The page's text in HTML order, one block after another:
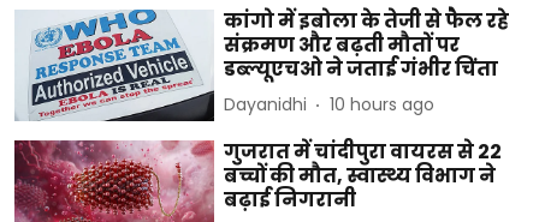
कांगो में इबोला के तेजी से फैल रहे
संक्रमण और बढ़ती मौतों पर
डब्ल्यूएचओ ने जताई गंभीर चिंता
Dayanidhi 10 hours ago
गुजरात में चांदीपुरा वायरस से 22
बच्चों की मौत, स्वास्थ्य विभाग ने
बढ़ाई निगरानी